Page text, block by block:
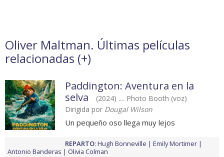
Oliver Maltman. Últimas películas
relacionadas (+)
Paddington: Aventura en la
selva
(2024) .... Photo Booth (voz)
Dirigida por Dougal Wilson
Un pequeño oso llega muy lejos
REPARTO: Hugh Bonneville
Emily Mortimer
Antonio Banderas
Olivia Colman